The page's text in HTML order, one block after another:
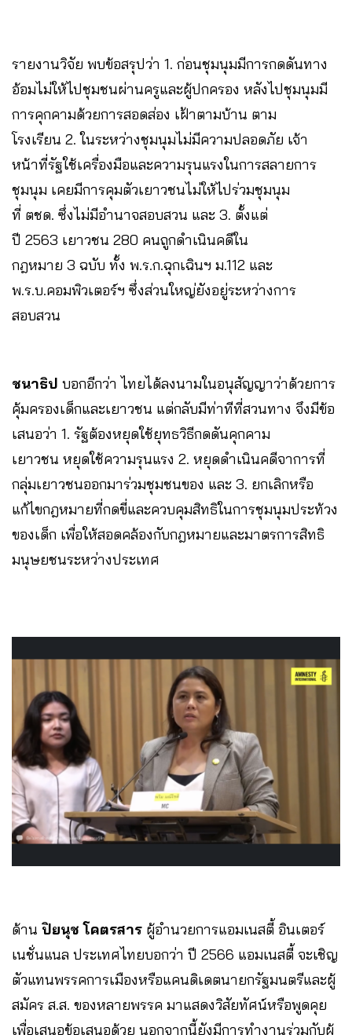
รายงานวิจัย พบข้อสรุปว่า 1. ก่อนชุมนุมมีการกดดันทาง
อ้อมไม่ให้ไปชุมชนผ่านครูและผู้ปกครอง หลังไปชุมนุมมี
การคุกคามด้วยการสอดส่อง เฝ้าตามบ้าน ตาม
โรงเรียน 2. ในระหว่างชุมนุมไม่มีความปลอดภัย เจ้า
หน้าที่รัฐใช้เครื่องมือและความรุนแรงในการสลายการ
ชุมนุม เคยมีการคุมตัวเยาวชนไม่ให้ไปร่วมชุมนุม
ที่ ตชด. ซึ่งไม่มีอำนาจสอบสวน และ 3. ตั้งแต่
ปี 2563 เยาวชน 280 คนถูกดำเนินคดีใน
กฎหมาย 3 ฉบับ ทั้ง พ.ร.ก.ฉุกเฉินฯ ม.112 และ
พ.ร.บ.คอมพิวเตอร์ฯ ซึ่งส่วนใหญ่ยังอยู่ระหว่างการ
สอบสวน
ชนาธิป บอกอีกว่า ไทยได้ลงนามในอนุสัญญาว่าด้วยการ
คุ้มครองเด็กและเยาวชน แต่กลับมีท่าทีที่สวนทาง จึงมีข้อ
เสนอว่า 1. รัฐต้องหยุดใช้ยุทธวิธีกดดันคุกคาม
เยาวชน หยุดใช้ความรุนแรง 2. หยุดดำเนินคดีจาการที่
กลุ่มเยาวชนออกมาร่วมชุมชนของ และ 3. ยกเลิกหรือ
แก้ไขกฎหมายที่กดขี่และควบคุมสิทธิในการชุมนุมประท้วง
ของเด็ก เพื่อให้สอดคล้องกับกฎหมายและมาตรการสิทธิ
มนุษยชนระหว่างประเทศ
ด้าน ปิยนุช โคตรสาร ผู้อำนวยการแอมเนสตี้ อินเตอร์
เนชั่นแนล ประเทศไทยบอกว่า ปี 2566 แอมเนสตี้ จะเชิญ
ตัวแทนพรรคการเมืองหรือแคนดิเดตนายกรัฐมนตรีและผู้
สมัคร ส.ส. ของหลายพรรค มาแสดงวิสัยทัศน์หรือพูดคุย
เพื่อเสนอข้อเสนอด้วย นอกจากนี้ยังมีการทำงานร่วมกับผู้